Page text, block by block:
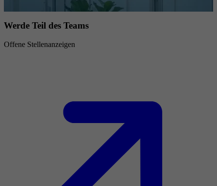
Werde Teil des Teams
Offene Stellenanzeigen